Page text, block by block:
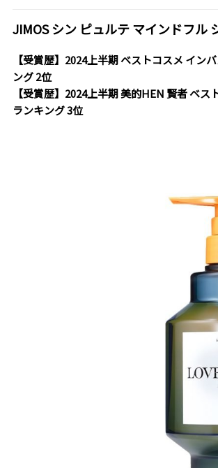
JIMOS シン ピュルテ マインドフル
【受賞歴】2024上半期 ベストコスメ イン
ング 2位
【受賞歴】2024上半期 美的HEN 賢者 ベス
ランキング 3位